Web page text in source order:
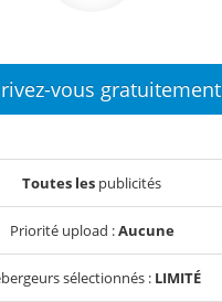
vous gratuitement
Toutes les publicités
Priorité upload :Aucune
sélectionnés : LIMITÉ